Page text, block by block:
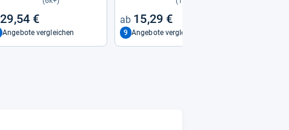
29,54 €
Angebote vergleichen
15,29 €
9 Angebote vergleichen